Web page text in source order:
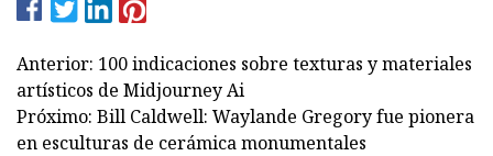
Anterior: 100 indicaciones sobre texturas y materiales
artísticos de Midjourney Ai
Próximo: Bill Caldwell: Waylande Gregory fue pionera
en esculturas de cerámica monumentales